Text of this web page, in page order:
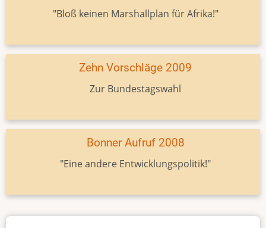
"Bloß keinen Marshallplan für Afrika!"
Zehn Vorschläge 2009
Zur Bundestagswahl
Bonner Aufruf 2008
"Eine andere Entwicklungspolitik!"